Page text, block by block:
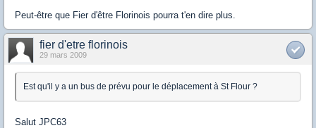
Peut-être que Fier d'être Florinois pourra t'en dire plus.
fier d'etre florinois
29 mars 2009
Est qu'il y a un bus de prévu pour le déplacement à St Flour ?
Salut JPC63